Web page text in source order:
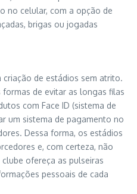
no celular, com a opção de
brigas ou jogadas
de estádios sem atrito.
de evitar as longas filas
com Face ID (sistema de
um sistema de pagamento no
Dessa forma, os estádios
e, com certeza, não
ofereça as pulseiras
pessoais de cada